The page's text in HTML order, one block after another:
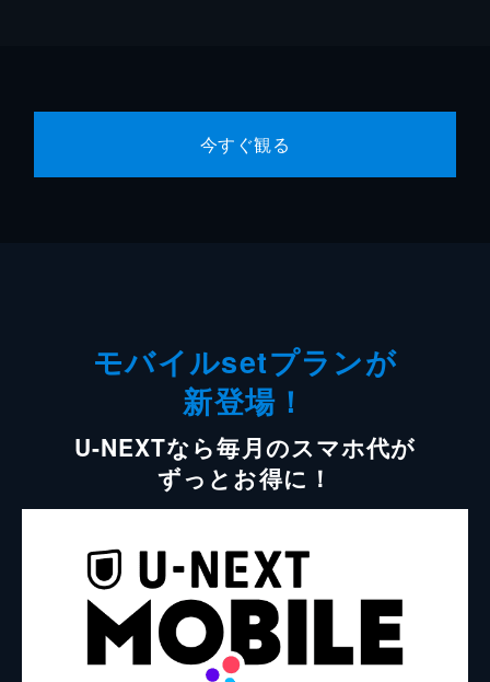
今すぐ観る
モバイルsetプランが
新登場！
U-NEXTなら毎月のスマホ代が
ずっとお得に！